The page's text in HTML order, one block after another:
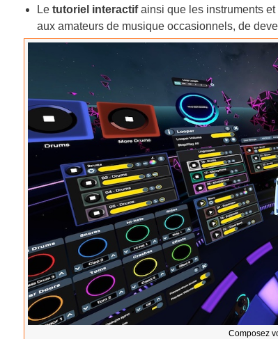
Letutoriel interactifainsi que les instruments et
aux amateurs de musique occasionnels, de
Composez